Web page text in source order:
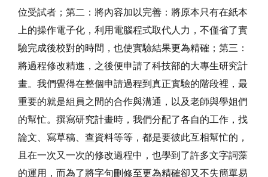
位受試者；第二：將內容加以完善：將原本只有在紙本
上的操作電子化，利用電腦程式取代人力，不僅省了實
驗完成後校對的時間，也使實驗結果更為精確；第三：
將過程修改精進，之後便申請了科技部的大專生研究計
畫。我們覺得在整個申請過程到真正實驗的階段裡，最
重要的就是組員之間的合作與溝通，以及老師與學姐們
的幫忙。撰寫研究計畫時，我們分配了各自的工作，找
論文、寫草稿、查資料等等，都是要彼此互相幫忙的，
且在一次又一次的修改過程中，也學到了許多文字詞藻
的運用，而為了將字句刪修至更為精確卻又不失簡單易